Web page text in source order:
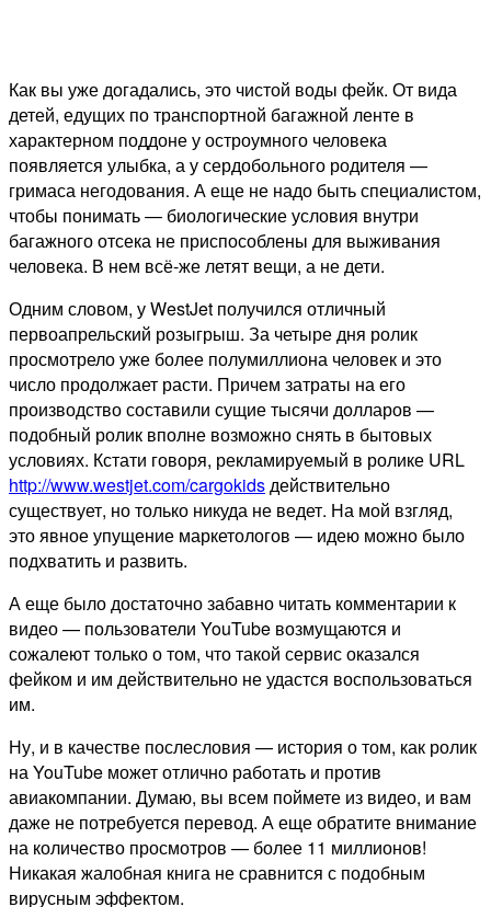
Как вы уже догадались, это чистой воды фейк. От вида
детей, едущих по транспортной багажной ленте в
характерном поддоне у остроумного человека
появляется улыбка, а у сердобольного родителя —
гримаса негодования. А еще не надо быть специалистом,
чтобы понимать — биологические условия внутри
багажного отсека не приспособлены для выживания
человека. В нем всё-же летят вещи, а не дети.
Одним словом, у WestJet получился отличный
первоапрельский розыгрыш. За четыре дня ролик
просмотрело уже более полумиллиона человек и это
число продолжает расти. Причем затраты на его
производство составили сущие тысячи долларов —
подобный ролик вполне возможно снять в бытовых
условиях. Кстати говоря, рекламируемый в ролике URL
http://www.westjet.com/cargokidsдействительно
существует, но только никуда не ведет. На мой взгляд,
это явное упущение маркетологов — идею можно было
подхватить и развить.
А еще было достаточно забавно читать комментарии к
видео — пользователи YouTube возмущаются и
сожалеют только о том, что такой сервис оказался
фейком и им действительно не удастся воспользоваться
им.
Ну, и в качестве послесловия — история о том, как ролик
на YouTube может отлично работать и против
авиакомпании. Думаю, вы всем поймете из видео, и вам
даже не потребуется перевод. А еще обратите внимание
на количество просмотров — более 11 миллионов!
Никакая жалобная книга не сравнится с подобным
вирусным эффектом.